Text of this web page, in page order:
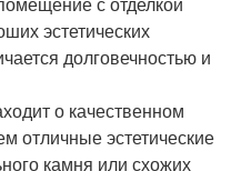
эстетических
долговечностью и
о качественном
отличные эстетические
камня или схожих